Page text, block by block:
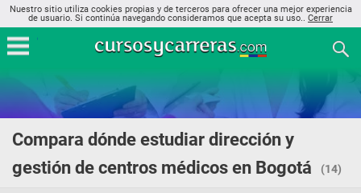
Nuestro sitio utiliza cookies propias y de terceros para ofrecer una mejor experiencia
de usuario. Si continúa navegando consideramos que acepta su uso.. Cerrar
Compara dónde estudiar dirección y
gestión de centros médicos en Bogotá
(14)